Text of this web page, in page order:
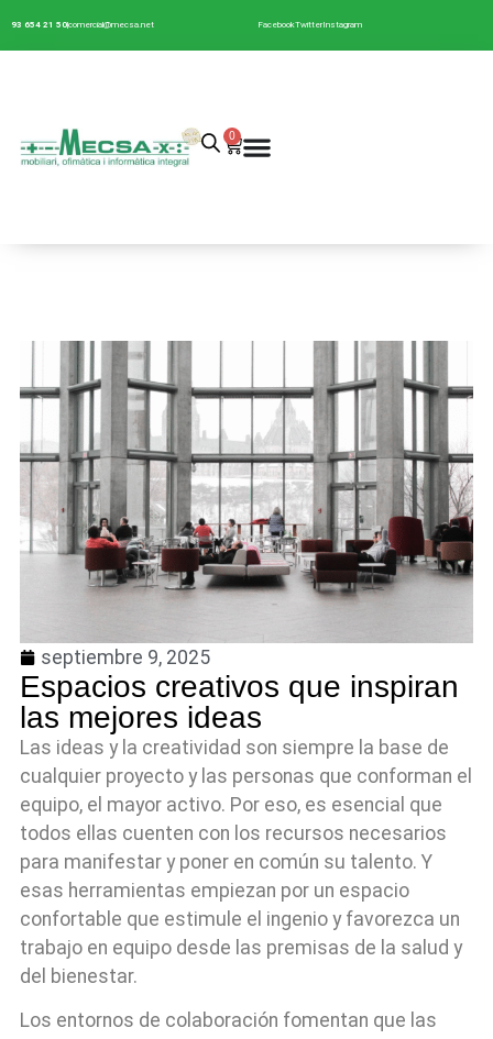
93 654 21 50comercial@mecsa.net FacebookTwitterInstagram
0
septiembre 9, 2025
Espacios creativos que inspiran
las mejores ideas
Las ideas y la creatividad son siempre la base de
cualquier proyecto y las personas que conforman el
equipo, el mayor activo. Por eso, es esencial que
todos ellas cuenten con los recursos necesarios
para manifestar y poner en común su talento. Y
esas herramientas empiezan por un espacio
confortable que estimule el ingenio y favorezca un
trabajo en equipo desde las premisas de la salud y
del bienestar.
Los entornos de colaboración fomentan que las